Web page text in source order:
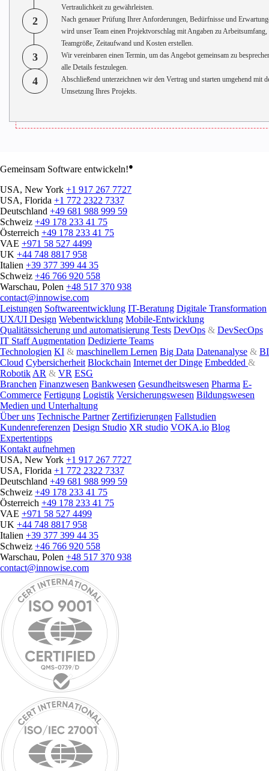
Vertraulichkeit zu gewährleisten.
2
Nach genauer Prüfung Ihrer Anforderungen, Bedürfnisse und
wird unser Team einen Projektvorschlag mit Angaben zu Arbeitsumfang,
Teamgröße, Zeitaufwand und Kosten erstellen.
3
Wir vereinbaren einen Termin, um das Angebot gemeinsam zu
alle Details festzulegen.
4
Abschließend unterzeichnen wir den Vertrag und starten umgehend mit
Umsetzung Ihres Projekts.
Gemeinsam Software entwickeln!●
USA, New York +1 917 267 7727
USA, Florida +1 772 2322 7337
Deutschland +49 681 988 999 59
Schweiz +49 178 233 41 75
Österreich +49 178 233 41 75
VAE +971 58 527 4499
UK +44 748 8817 958
Italien +39 377 399 44 35
Schweiz +46 766 920 558
Warschau, Polen +48 517 370 938
contact@innowise.com
Leistungen Softwareentwicklung IT-Beratung Digitale Transformation
UX/UI Design Webentwicklung Mobile-Entwicklung
Qualitätssicherung und automatisierung Tests DevOps & DevSecOps
IT Staff Augmentation Dedizierte Teams
Technologien KI & maschinellem Lernen Big Data Datenanalyse & BI
Cloud Cybersicherheit Blockchain Internet der Dinge Embedded &
Robotik AR & VR ESG
Branchen Finanzwesen Bankwesen Gesundheitswesen Pharma E-
Commerce Fertigung Logistik Versicherungswesen Bildungswesen
Medien und Unterhaltung
Über uns Technische Partner Zertifizierungen Fallstudien
Kundenreferenzen Design Studio XR studio VOKA.io Blog
Expertentipps
Kontakt aufnehmen
USA, New York +1 917 267 7727
USA, Florida +1 772 2322 7337
Deutschland +49 681 988 999 59
Schweiz +49 178 233 41 75
Österreich +49 178 233 41 75
VAE +971 58 527 4499
UK +44 748 8817 958
Italien +39 377 399 44 35
Schweiz +46 766 920 558
Warschau, Polen +48 517 370 938
contact@innowise.com